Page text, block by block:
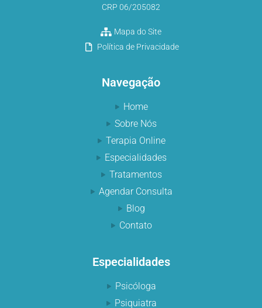
CRP 06/205082
Mapa do Site
Política de Privacidade
Navegação
Home
Sobre Nós
Terapia Online
Especialidades
Tratamentos
Agendar Consulta
Blog
Contato
Especialidades
Psicóloga
Psiquiatra